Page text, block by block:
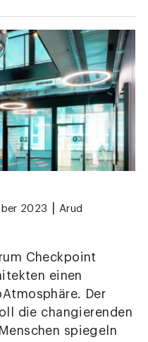
2023 Arud
Checkpoint
einen
Der
die changierenden
spiegeln